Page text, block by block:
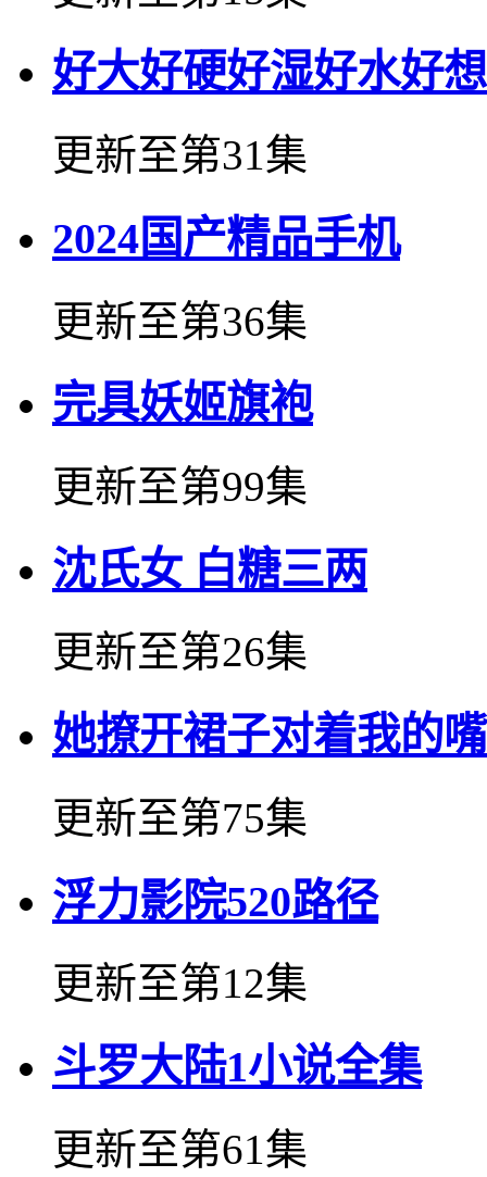
好大好硬好湿好水好
更新至第31集
2024国产精品手机
更新至第36集
完具妖姬旗袍
更新至第99集
沈氏女 白糖三两
更新至第26集
她撩开裙子对着我的
更新至第75集
浮力影院520路径
更新至第12集
斗罗大陆1小说全集
更新至第61集